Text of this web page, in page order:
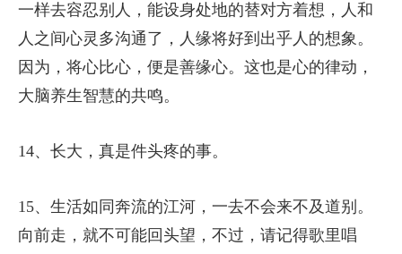
一样去容忍别人，能设身处地的替对方着想，人和
人之间心灵多沟通了，人缘将好到出乎人的想象。
因为，将心比心，便是善缘心。这也是心的律动，
大脑养生智慧的共鸣。
14、长大，真是件头疼的事。
15、生活如同奔流的江河，一去不会来不及道别。
向前走，就不可能回头望，不过，请记得歌里唱